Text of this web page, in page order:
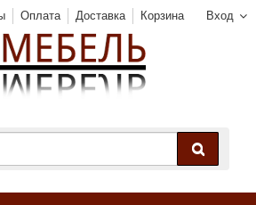
Вход
Оплата Доставка Корзина